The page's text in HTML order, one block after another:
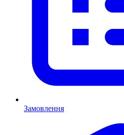
Замовлення